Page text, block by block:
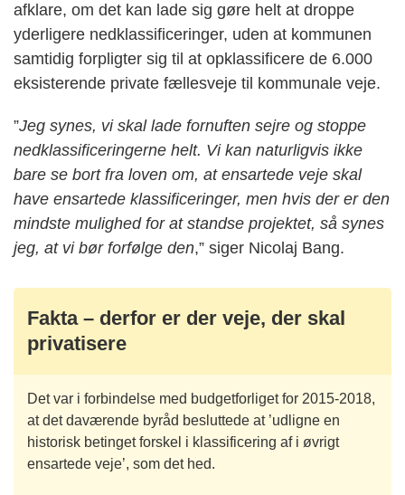
afklare, om det kan lade sig gøre helt at droppe
yderligere nedklassificeringer, uden at kommunen
samtidig forpligter sig til at opklassificere de 6.000
eksisterende private fællesveje til kommunale veje.
”Jeg synes, vi skal lade fornuften sejre og stoppe
nedklassificeringerne helt. Vi kan naturligvis ikke
bare se bort fra loven om, at ensartede veje skal
have ensartede klassificeringer, men hvis der er den
mindste mulighed for at standse projektet, så synes
jeg, at vi bør forfølge den,” siger Nicolaj Bang.
Fakta – derfor er der veje, der skal
privatisere
Det var i forbindelse med budgetforliget for 2015-2018,
at det daværende byråd besluttede at ’udligne en
historisk betinget forskel i klassificering af i øvrigt
ensartede veje’, som det hed.